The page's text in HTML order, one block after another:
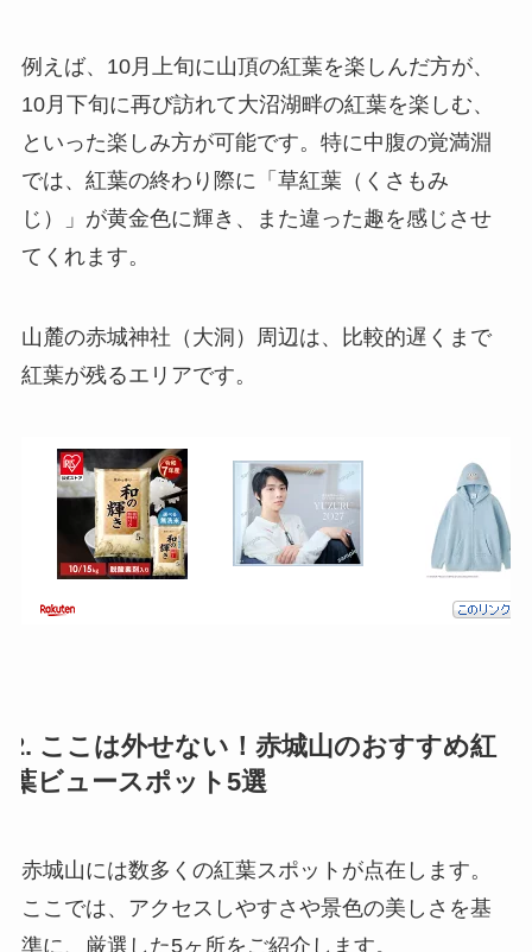
例えば、10月上旬に山頂の紅葉を楽しんだ方が、
10月下旬に再び訪れて大沼湖畔の紅葉を楽しむ、
といった楽しみ方が可能です。特に中腹の覚満淵
では、紅葉の終わり際に「草紅葉（くさもみ
じ）」が黄金色に輝き、また違った趣を感じさせ
てくれます。
山麓の赤城神社（大洞）周辺は、比較的遅くまで
紅葉が残るエリアです。
2. ここは外せない！赤城山のおすすめ紅
葉ビュースポット5選
赤城山には数多くの紅葉スポットが点在します。
ここでは、アクセスしやすさや景色の美しさを基
準に、厳選した5ヶ所をご紹介します。